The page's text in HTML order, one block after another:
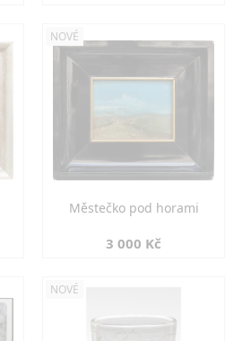
NOVÉ
Městečko pod horami
3 000 Kč
NOVÉ